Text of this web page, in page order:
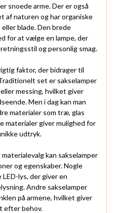
snoede arme. Der er også
af naturen og har organiske
blade. Den brede
for at vælge en lampe, der
og personlig smag.
faktor, der bidrager til
set er sakselamper
messing, hvilket giver
Men i dag kan man
materialer som træ, glas
materialer giver mulighed for
udtryk.
kan sakselamper
og egenskaber. Nogle
lys, der giver en
Andre sakselamper
på armene, hvilket giver
efter behov.